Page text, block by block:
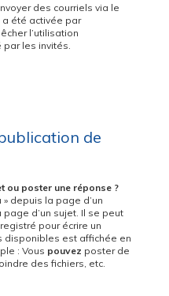
des courriels via le
a été activée par
l’utilisation
les invités.
de
ou poster une réponse ?
depuis la page d’un
d’un sujet. Il se peut
pour écrire un
disponibles est affichée en
: Vous pouvez poster de
des fichiers, etc.